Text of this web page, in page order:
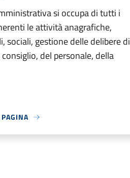
si occupa di tutti i
le attività anagrafiche,
sociali, gestione delle delibere di
del personale, della